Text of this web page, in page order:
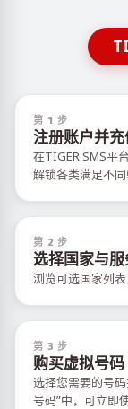
第 1 步
注册账户并
在TIGER SMS平
解锁各类满足不同
第 2 步
选择国家与
浏览可选国家列
第 3 步
购买虚拟号码
选择您需要的号
号码”中，可立即